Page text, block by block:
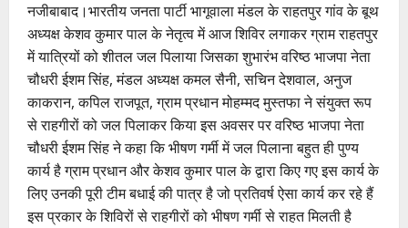
नजीबाबाद।भारतीय जनता पार्टी भागूवाला मंडल के राहतपुर गांव के बूथ
अध्यक्ष केशव कुमार पाल के नेतृत्व में आज शिविर लगाकर ग्राम राहतपुर
में यात्रियों को शीतल जल पिलाया जिसका शुभारंभ वरिष्ठ भाजपा नेता
चौधरी ईशम सिंह, मंडल अध्यक्ष कमल सैनी, सचिन देशवाल, अनुज
काकरान, कपिल राजपूत, ग्राम प्रधान मोहम्मद मुस्तफा ने संयुक्त रूप
से राहगीरों को जल पिलाकर किया इस अवसर पर वरिष्ठ भाजपा नेता
चौधरी ईशम सिंह ने कहा कि भीषण गर्मी में जल पिलाना बहुत ही पुण्य
कार्य है ग्राम प्रधान और केशव कुमार पाल के द्वारा किए गए इस कार्य के
लिए उनकी पूरी टीम बधाई की पात्र है जो प्रतिवर्ष ऐसा कार्य कर रहे हैं
इस प्रकार के शिविरों से राहगीरों को भीषण गर्मी से राहत मिलती है